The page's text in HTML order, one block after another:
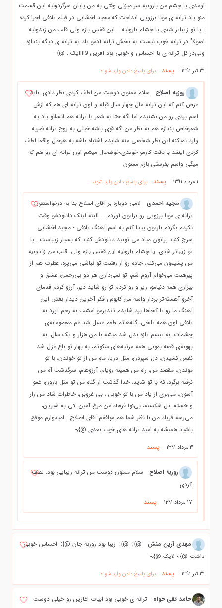
اومدی یا چشم من بارونیه سر میزنی وقتی به من پایان سرگردونیه اين قسمت
منو ياد ترانه ی مونا برزویی انداخت كه مجيد اخشابی در فيلم تلافی اجرا كرده
: یا تو زیباتر شدی یا چشام بارونیه .. این قفس بازه ولی قلب من زندونیه
اصولا" در ترانه خوب نيست يه بخش ترلنه آدمو ياد يه ترانه ی ديگه بندازه ...
ولی‌در كل ترانه ی با احساس و خوبی بود آفرين لااااايك . @};-
31 تیر 1391 پسند برای پاسخ دادن وارد شوید
روزبه اصلاح
سلام ممنون دوست من.لطف کردی نظر دادی. باید
عرض کنم که این ترانه مال چهار سال قبله و اون ترانه ای هم که ازش
اسم بردی رو من نشنیدم.اما اگه حتا یه شعر یا ترانه هم انسانو یاد یه
شعرخاص بندازه هم به نظر من اگه قوی باشه خیلی به روح ترانه ضربه
وارد نمیکنه.این نظر شخصی منه شایدم اشتباه باشه.به هرحال واقعا لطف
کردی اینقد با دقت کارمو خوندی.خوشحال میشم اون ترانه ای رو هم که
میگی واسم بفرستی.بازم ممنون
1 مرداد 1391 پسند برای پاسخ دادن وارد شوید
مجيد احمدی
لامی دوباره بر آقای اصلاح بنا به درخواستتون
ترانه ی مونا برزویی رو براتون آوردم ... البته لينك دانلودشو وقت
نكردم بگردم بارتون پيدا كنم به اسم آهنگ تلافی - مجيد اخشابی
سرچ كنيد براتون مياد می تونيد دانلودش كنيد كه بسيار زيباست . يا
تو زيباتر شدي، يا چشام بارونيه اين قفس بازه ولي، قلب من زندونيه
من پشيمون مي‌كنم، جاده رو از رفتنت تو نباشي مي‌پره، عطرت هم از
پيرهنت مي‌خوام آروم شم، تو نمي‌ذاري هر دو بي‌رحمن، عشق و
بيزاري همه دنيامو، زير و رو كردم تو رو شايد دير، آرزو كردم قدماي
آخرو آهسته‌تر بردار واسه من كابوس فكر آخرين ديدار بغض اين
آهنگ ما رو تا كجاها برد شايدم تقديرمو امشب به رحم آورد به
تلافي اون همه تلخي، گله‌هاتم طعم عسل شد غم معصومانه‌ي
چشمات، به تبسم تازه بدل شد ميشه با من هزار و يك سال، به
بهونه‌ي قصه بموني همه مرثيه‌هاي سكوتم، به بهار تو باغ غزل شد
نفس كشيدن، دل سپردن، مثل دريا، ماه من از تو خوندن، با تو
موندن، مقصد من، راه من همينه رويام، آرزوهام، سرگذشت آه من
نرفته برگرد، كه با تو شايد، خدا گذشت از گناه من تو مثل بارون، غمو
آسون، مي‌بري از ياد من با تو خوبن ، بي غروبن، خاطرات شاد من زار
و خسته، دل شكسته، بي‌نوا فرهاد من مرغ آمين، كي به شيرين،
مي‌رسه فرياد من با نظر شما هم موافقم آقای اصلاح . اميدوارم موفق
باشيد هميشه به اميد ترانه های خوب بعدی @};-
3 مرداد 1391 پسند
روزبه اصلاح
سلام ممنون دوست من ترانه زیبایی بود. لطف
کردی.
17 مرداد 1391 پسند
مهدی آرین منش
@};- @};- زیبا بود روزبه جان @};- احساس خوبی
داشت @};- لایک @};-
31 تیر 1391 پسند برای پاسخ دادن وارد شوید
حامد تقی خواه
ترانه ی خوبی بود ابیات اغازین رو خیلی دوست